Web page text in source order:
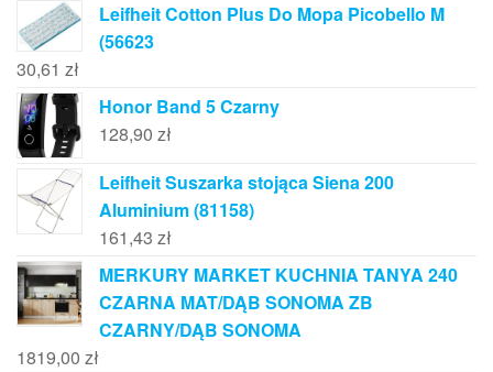
Leifheit Cotton Plus Do Mopa Picobello M
(56623
30,61 zł
Honor Band 5 Czarny
128,90 zł
Leifheit Suszarka stojąca Siena 200
Aluminium (81158)
161,43 zł
MERKURY MARKET KUCHNIA TANYA 240
CZARNA MAT/DĄB SONOMA ZB
CZARNY/DĄB SONOMA
1819,00 zł